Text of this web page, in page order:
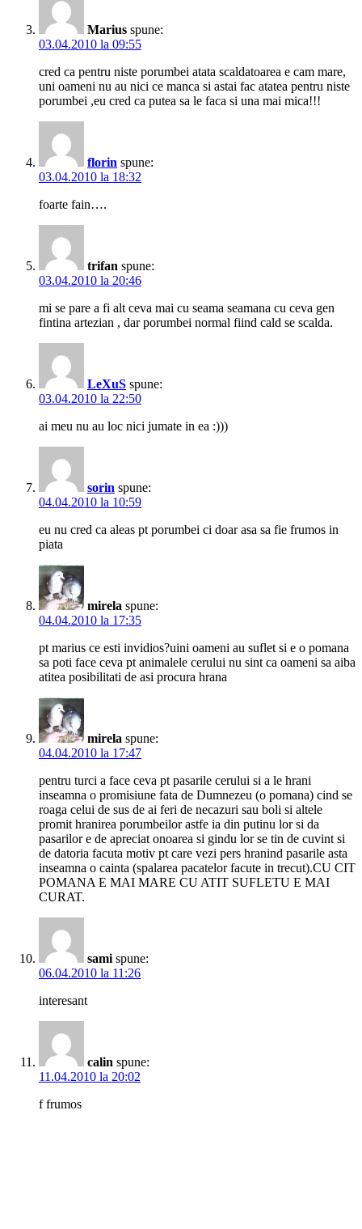
Marius spune:
03.04.2010 la 09:55
cred ca pentru niste porumbei atata scaldatoarea e cam mare,
uni oameni nu au nici ce manca si astai fac atatea pentru niste
porumbei ,eu cred ca putea sa le faca si una mai mica!!!
florin spune:
03.04.2010 la 18:32
foarte fain….
trifan spune:
03.04.2010 la 20:46
mi se pare a fi alt ceva mai cu seama seamana cu ceva gen
fintina artezian , dar porumbei normal fiind cald se scalda.
LeXuS spune:
03.04.2010 la 22:50
ai meu nu au loc nici jumate in ea :)))
sorin spune:
04.04.2010 la 10:59
eu nu cred ca aleas pt porumbei ci doar asa sa fie frumos in
piata
mirela spune:
04.04.2010 la 17:35
pt marius ce esti invidios?uini oameni au suflet si e o pomana
sa poti face ceva pt animalele cerului nu sint ca oameni sa aiba
atitea posibilitati de asi procura hrana
mirela spune:
04.04.2010 la 17:47
pentru turci a face ceva pt pasarile cerului si a le hrani
inseamna o promisiune fata de Dumnezeu (o pomana) cind se
roaga celui de sus de ai feri de necazuri sau boli si altele
promit hranirea porumbeilor astfe ia din putinu lor si da
pasarilor e de apreciat onoarea si gindu lor se tin de cuvint si
de datoria facuta motiv pt care vezi pers hranind pasarile asta
inseamna o cainta (spalarea pacatelor facute in trecut).CU CIT
POMANA E MAI MARE CU ATIT SUFLETU E MAI
CURAT.
sami spune:
06.04.2010 la 11:26
interesant
calin spune:
11.04.2010 la 20:02
f frumos